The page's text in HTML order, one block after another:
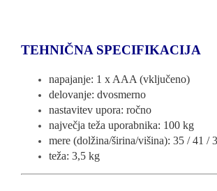
TEHNIČNA SPECIFIKACIJA
napajanje: 1 x AAA (vključeno)
delovanje: dvosmerno
nastavitev upora: ročno
največja teža uporabnika: 100 kg
mere (dolžina/širina/višina): 35 / 41 /
teža: 3,5 kg